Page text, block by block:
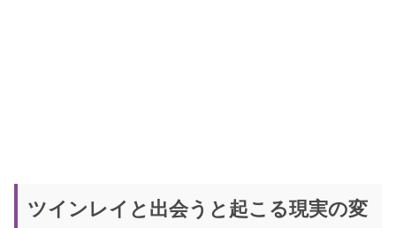
ツインレイと出会うと起こる現実の変